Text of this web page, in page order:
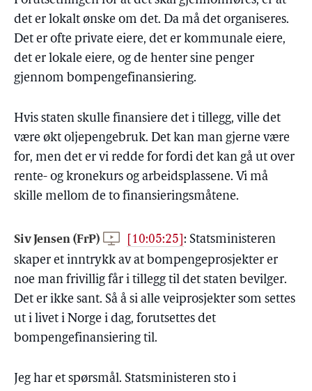
det er lokalt ønske om det. Da må det organiseres.
Det er ofte private eiere, det er kommunale eiere,
det er lokale eiere, og de henter sine penger
gjennom bompengefinansiering.
Hvis staten skulle finansiere det i tillegg, ville det
være økt oljepengebruk. Det kan man gjerne være
for, men det er vi redde for fordi det kan gå ut over
rente- og kronekurs og arbeidsplassene. Vi må
skille mellom de to finansieringsmåtene.
Siv Jensen (FrP) [10:05:25] : Statsministeren
skaper et inntrykk av at bompengeprosjekter er
noe man frivillig får i tillegg til det staten bevilger.
Det er ikke sant. Så å si alle veiprosjekter som settes
ut i livet i Norge i dag, forutsettes det
bompengefinansiering til.
Jeg har et spørsmål. Statsministeren sto i